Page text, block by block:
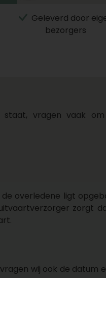
Geleverd door
bezorgers
staat, vragen vaak
overledene ligt
zorgt
wij ook de datum
beperkt. Daarom